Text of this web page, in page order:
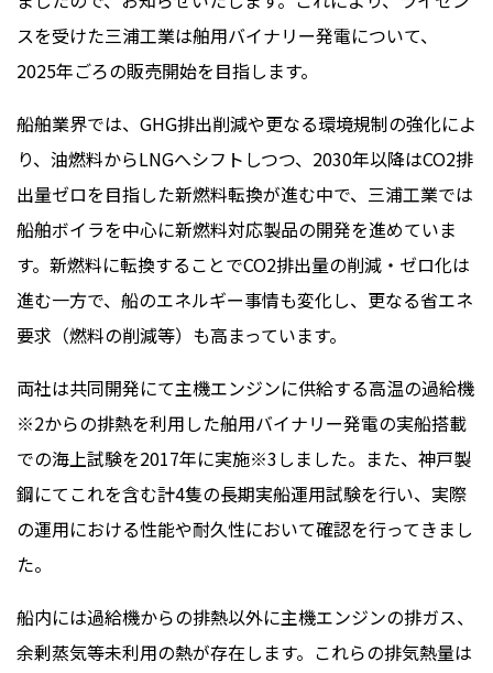
スを受けた三浦工業は舶用バイナリー発電について、
2025年ごろの販売開始を目指します。
船舶業界では、GHG排出削減や更なる環境規制の強化によ
り、油燃料からLNGへシフトしつつ、2030年以降はCO2排
出量ゼロを目指した新燃料転換が進む中で、三浦工業では
船舶ボイラを中心に新燃料対応製品の開発を進めていま
す。新燃料に転換することでCO2排出量の削減・ゼロ化は
進む一方で、船のエネルギー事情も変化し、更なる省エネ
要求（燃料の削減等）も高まっています。
両社は共同開発にて主機エンジンに供給する高温の過給機
※2からの排熱を利用した舶用バイナリー発電の実船搭載
での海上試験を2017年に実施※3しました。また、神戸製
鋼にてこれを含む計4隻の長期実船運用試験を行い、実際
の運用における性能や耐久性において確認を行ってきまし
た。
船内には過給機からの排熱以外に主機エンジンの排ガス、
余剰蒸気等未利用の熱が存在します。これらの排気熱量は